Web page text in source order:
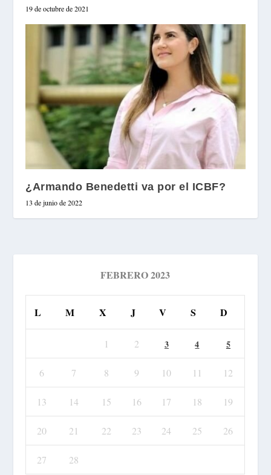
19 de octubre de 2021
¿Armando Benedetti va por el ICBF?
13 de junio de 2022
FEBRERO 2023
L M X J V S D
1 2 3 4 5
6 7 8 9 10 11 12
13 14 15 16 17 18 19
20 21 22 23 24 25 26
27
28